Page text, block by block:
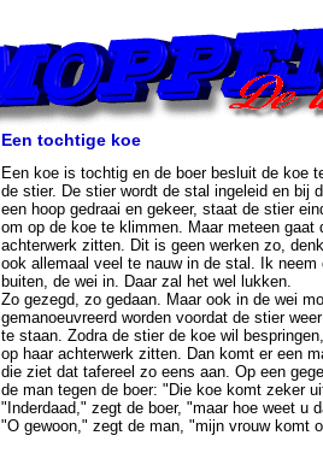
Een tochtige koe
Een koe is tochtig en de boer besluit de koe
de stier. De stier wordt de stal ingeleid en bij
een hoop gedraai en gekeer, staat de stier
om op de koe te klimmen. Maar meteen gaat
achterwerk zitten. Dit is geen werken zo,
ook allemaal veel te nauw in de stal. Ik neem
buiten, de wei in. Daar zal het wel lukken.
Zo gezegd, zo gedaan. Maar ook in de wei
gemanoeuvreerd worden voordat de stier
te staan. Zodra de stier de koe wil
op haar achterwerk zitten. Dan komt er een
die ziet dat tafereel zo eens aan. Op een
de man tegen de boer: "Die koe komt zeker
"Inderdaad," zegt de boer, "maar hoe weet u
"O gewoon," zegt de man, "mijn vrouw komt